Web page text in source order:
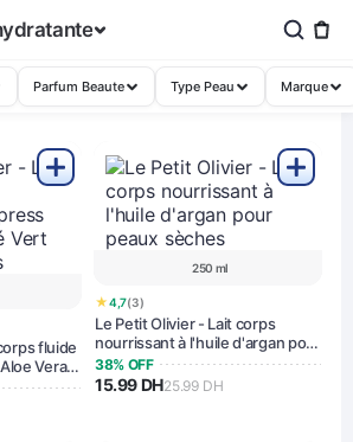
Parfum Beaute Type Peau Marque
fluide
Vera &
250 ml
★4,7(3)
Le Petit Olivier - Lait corps
nourrissant à l'huile d'argan pour
peaux sèches
38% OFF
15.99 DH25.99 DH